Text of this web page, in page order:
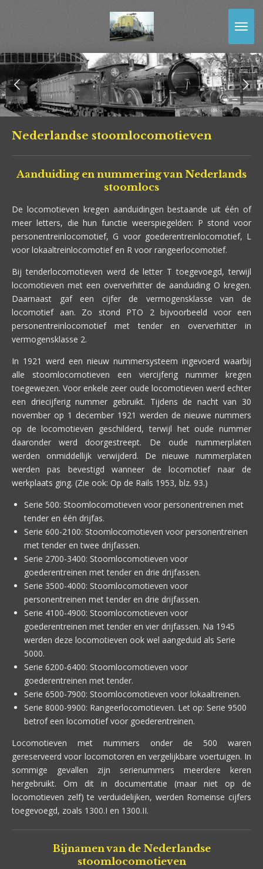
de
hoofdinhoud
Nederlandse stoomlocomotieven
Aanduiding en nummering van Nederlands
stoomlocs
De locomotieven kregen aanduidingen bestaande uit één of
meer letters, die hun functie weerspiegelden: P stond voor
personentreinlocomotief, G voor goederentreinlocomotief, L
voor lokaal­treinlocomotief en R voor rangeerlocomotief.
Bij tenderlocomotieven werd de letter T toegevoegd, terwijl
locomotieven met een oververhitter de aanduiding O kregen.
Daarnaast gaf een cijfer de vermogensklasse van de
locomotief aan. Zo stond PTO 2 bijvoorbeeld voor een
personentreinlocomotief met tender en oververhitter in
vermogensklasse 2.
In 1921 werd een nieuw nummersysteem ingevoerd waarbij
alle stoomlocomotieven een viercijferig nummer kregen
toegewezen. Voor enkele zeer oude locomotieven werd echter
een driecijferig nummer gebruikt. Tijdens de nacht van 30
november op 1 december 1921 werden de nieuwe nummers
op de locomotieven geschilderd, terwijl het oude nummer
daaronder werd doorgestreept. De oude nummer­platen
werden onmiddellijk verwijderd. De nieuwe nummerplaten
werden pas bevestigd wanneer de locomotief naar de
werkplaats ging. (Zie ook: Op de Rails 1953, blz. 93.)
Serie 500: Stoomlocomotieven voor personentreinen met
tender en één drijfas.
Serie 600-2100: Stoomlocomotieven voor personentreinen
met tender en twee drijfassen.
Serie 2700-3400: Stoomlocomotieven voor
goederentreinen met tender en drie drijfassen.
Serie 3500-4000: Stoomlocomotieven voor
personentreinen met tender en drie drijfassen.
Serie 4100-4900: Stoomlocomotieven voor
goederentreinen met tender en vier drijfassen. Na 1945
werden deze locomotieven ook wel aangeduid als Serie
5000.
Serie 6200-6400: Stoomlocomotieven voor
goederentreinen met tender.
Serie 6500-7900: Stoomlocomotieven voor lokaal­treinen.
Serie 8000-9900: Rangeerlocomotieven. Let op: Serie 9500
betrof een locomotief voor goederentreinen.
Locomotieven met nummers onder de 500 waren
gereserveerd voor locomotoren en vergelijkbare voertuigen. In
sommige gevallen zijn serienummers meerdere keren
hergebruikt. Om dit in documentatie (maar niet op de
locomotieven zelf) te verduidelijken, werden Romeinse cijfers
toegevoegd, zoals 1300.I en 1300.II.
Bijnamen van de Nederlandse
stoomlocomotieven